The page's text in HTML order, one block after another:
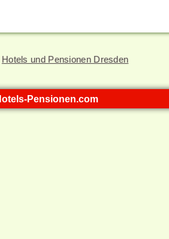
Hotels und Pensionen Dresden
Pensionen.com